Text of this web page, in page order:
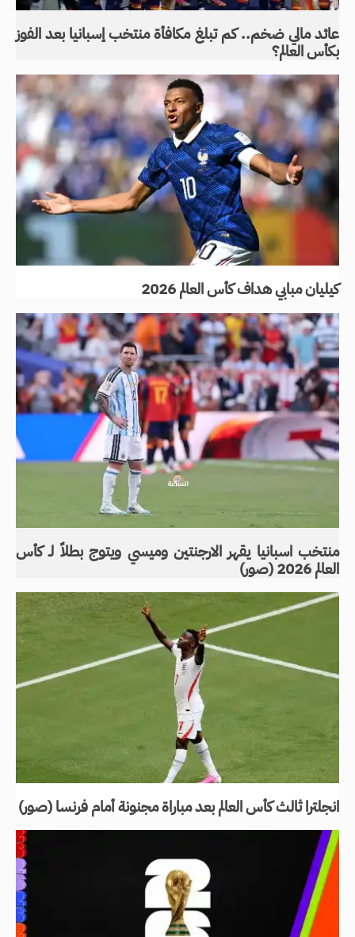
عائد مالي ضخم.. كم تبلغ مكافأة منتخب إسبانيا بعد الفوز
بكأس العالم؟
كيليان مبابي هداف كأس العالم 2026
منتخب اسبانيا يقهر الارجنتين وميسي ويتوج بطلاً لـ كأس
العالم 2026 (صور)
انجلترا ثالث كأس العالم بعد مباراة مجنونة أمام فرنسا (صور)